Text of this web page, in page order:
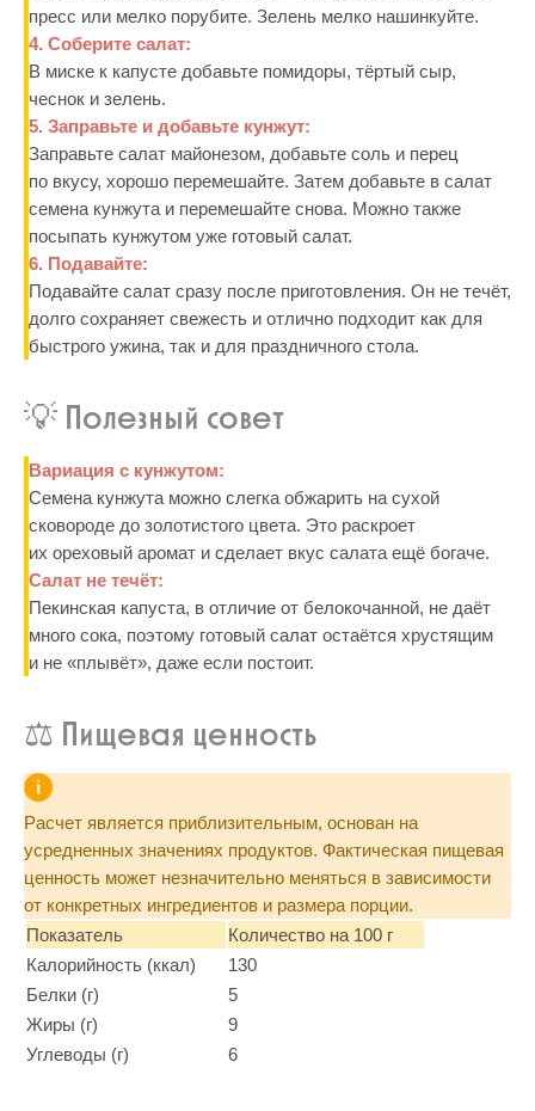
пресс или мелко порубите. Зелень мелко нашинкуйте.
4. Соберите салат:
В миске к капусте добавьте помидоры, тёртый сыр,
чеснок и зелень.
5. Заправьте и добавьте кунжут:
Заправьте салат майонезом, добавьте соль и перец
по вкусу, хорошо перемешайте. Затем добавьте в салат
семена кунжута и перемешайте снова. Можно также
посыпать кунжутом уже готовый салат.
6. Подавайте:
Подавайте салат сразу после приготовления. Он не течёт,
долго сохраняет свежесть и отлично подходит как для
быстрого ужина, так и для праздничного стола.
💡 Полезный совет
Вариация с кунжутом:
Семена кунжута можно слегка обжарить на сухой
сковороде до золотистого цвета. Это раскроет
их ореховый аромат и сделает вкус салата ещё богаче.
Салат не течёт:
Пекинская капуста, в отличие от белокочанной, не даёт
много сока, поэтому готовый салат остаётся хрустящим
и не «плывёт», даже если постоит.
⚖️ Пищевая ценность
Расчет является приблизительным, основан на
усредненных значениях продуктов. Фактическая пищевая
ценность может незначительно меняться в зависимости
от конкретных ингредиентов и размера порции.
Показатель
Количество на 100 г
Калорийность (ккал)
130
Белки (г)
5
Жиры (г)
9
Углеводы (г)
6